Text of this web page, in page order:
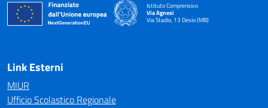
Istituto Comprensivo
Via Agnesi
Via Stadio, 13 Desio (MB)
— Visita la pagina iniziale della scuola
Link Esterni
MIUR
Ufficio Scolastico Regionale